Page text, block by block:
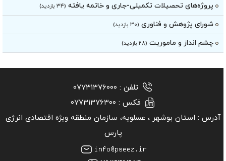
پروژه‌های تحصیلات تکمیلی-جاری و خاتمه یافته (۳۴ بازدید)
شورای پژوهش و فناوری (۳۰ بازدید)
چشم انداز و ماموریت (۲۸ بازدید)
تلفن : ۰۷۷۳۱۳۷۶۰۰۰
فکس : ۰۷۷۳۱۳۷۶۳۰۰
آدرس : استان بوشهر ‏، عسلویه، سازمان منطقه ویژه اقتصادی انرژی
پارس